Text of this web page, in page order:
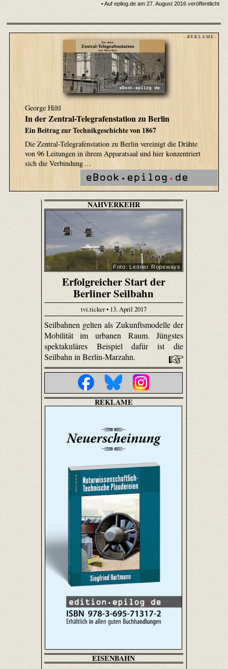
• Auf epilog.de am 27. August 2016 veröffentlicht
- R E K L A M E -
George Hiltl
In der Zentral-Telegrafenstation zu Berlin
Ein Beitrag zur Technikgeschichte von 1867
Die Zentral-Telegrafenstation zu Berlin vereinigt die Drähte
von 96 Leitungen in ihrem Apparatsaal und hier konzentriert
sich die Verbindung …
NAHVERKEHR
Foto: Leitner Ropeways
Erfolgreicher Start der
Berliner Seilbahn
tvi.ticker • 13. April 2017
Seilbahnen gelten als Zukunftsmodelle der
Mobilität im urbanen Raum. Jüngstes
spektakuläres Beispiel dafür ist die
Seilbahn in Berlin-Marzahn.
REKLAME
EISENBAHN